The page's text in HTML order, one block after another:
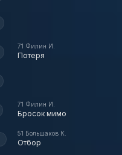
71 Филин И.
Потеря
71 Филин И.
Бросок мимо
51 Большаков К.
Отбор